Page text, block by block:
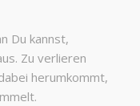
Du kannst,
Zu verlieren
herumkommt,